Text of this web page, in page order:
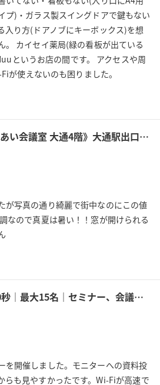
プ)・ガラス製スイングドアで鍵もない
入り方(ドアノブにキーボックス)を想
。 カイセイ薬局(緑の看板が出ている
というお店の間です。 アクセスや周
が使えないのも困りました。
（通常営業中）《あいあい会議室 大通4階》大通駅出口18から30秒！最大14名収容！プロジェクター、Wi-Fi、ホワイトボード完備
が写真の通り綺麗で街中なのにこの値
なので真夏は暑い！！窓が開けられる
駅直結！横浜駅徒歩30秒｜最大15名｜セミナー、会議の利用に最適！エキニア横浜｜5階ハマポート「パプリカ」
を開催しました。モニターへの資料投
らも見やすかったです。Wi-Fiが高速で